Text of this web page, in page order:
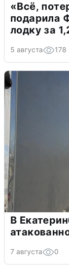
«Всё,
подарила
лодку за
5 августа 178
В
7 августа 0